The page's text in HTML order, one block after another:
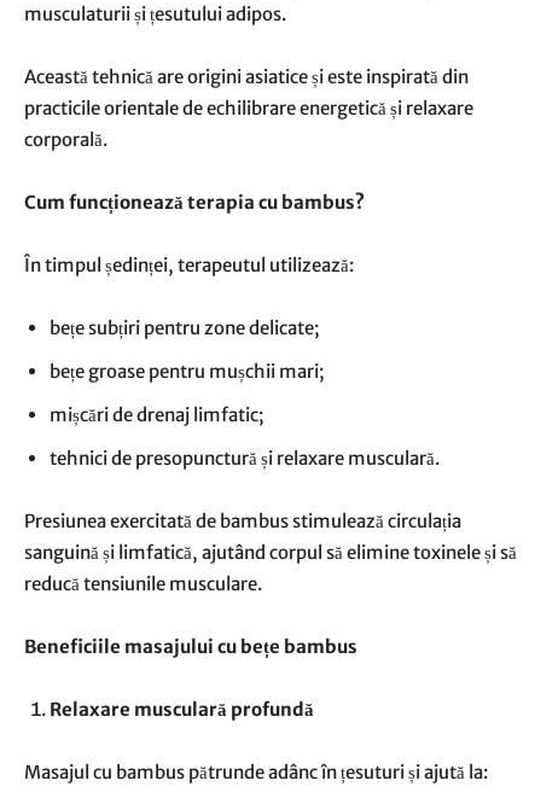
musculaturii și țesutului adipos.
Această tehnică are origini asiatice și este inspirată din
practicile orientale de echilibrare energetică și relaxare
corporală.
Cum funcționează terapia cu bambus?
În timpul ședinței, terapeutul utilizează:
bețe subțiri pentru zone delicate;
bețe groase pentru mușchii mari;
mișcări de drenaj limfatic;
tehnici de presopunctură și relaxare musculară.
Presiunea exercitată de bambus stimulează circulația
sanguină și limfatică, ajutând corpul să elimine toxinele și să
reducă tensiunile musculare.
Beneficiile masajului cu bețe bambus
Relaxare musculară profundă
Masajul cu bambus pătrunde adânc în țesuturi și ajută la: